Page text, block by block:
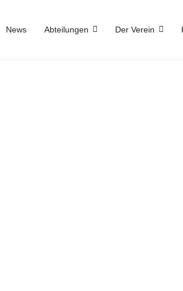
News Abteilungen Der Verein